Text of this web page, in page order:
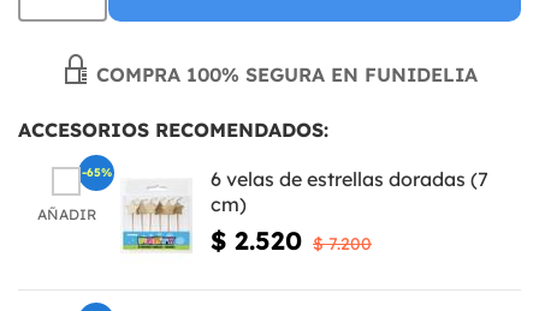
COMPRA 100% SEGURA EN FUNIDELIA
ACCESORIOS RECOMENDADOS:
AÑADIR
6 velas de estrellas doradas (7
cm)
$ 2.520 $ 7.200
-65%